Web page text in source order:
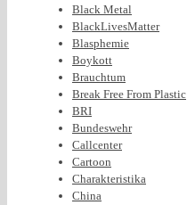
Black Metal
BlackLivesMatter
Blasphemie
Boykott
Brauchtum
Break Free From Plastic
BRI
Bundeswehr
Callcenter
Cartoon
Charakteristika
China